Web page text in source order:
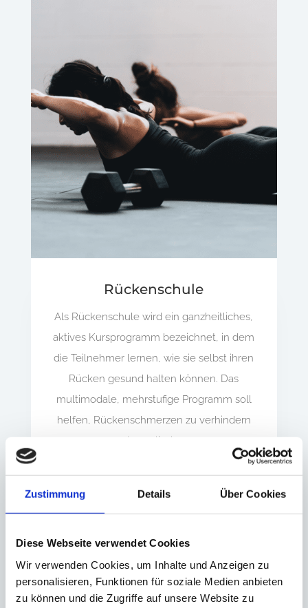
Zustimmung Details Über Cookies
Diese Webseite verwendet Cookies
Wir verwenden Cookies, um Inhalte und Anzeigen zu
personalisieren, Funktionen für soziale Medien anbieten
zu können und die Zugriffe auf unsere Website zu
Rückenschule
Als Rückenschule wird ein ganzheitliches,
aktives Kursprogramm bezeichnet, in dem
die Teilnehmer lernen, wie sie selbst ihren
Rücken gesund halten können. Das
multimodale, mehrstufige Programm soll
helfen, Rückenschmerzen zu verhindern
oder zu lindern.
Termin anfragen